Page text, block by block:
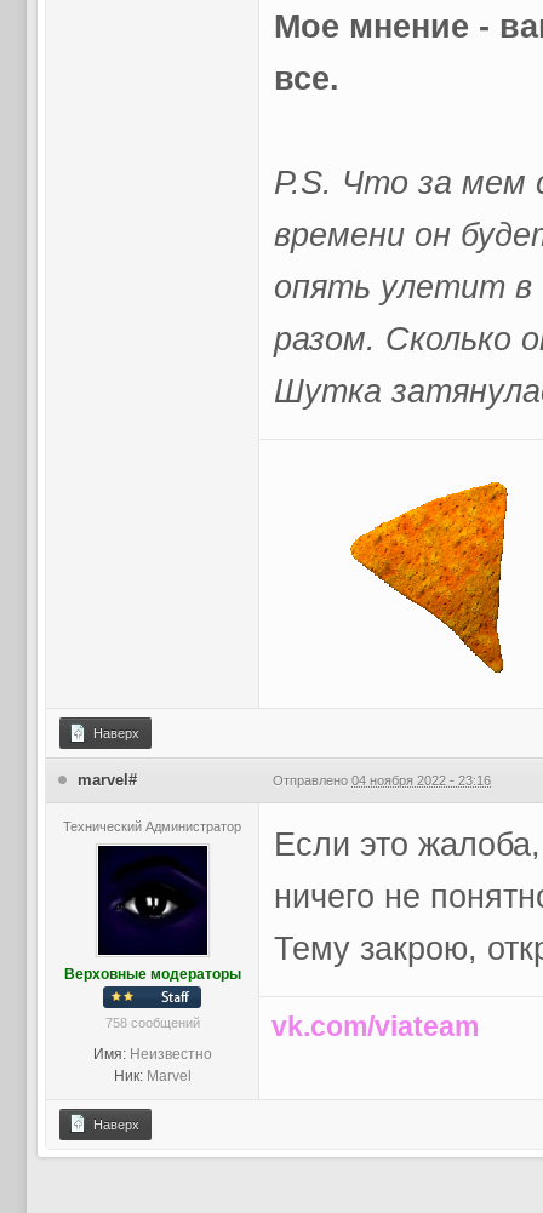
Мое мнение -
все.
P.S. Что за мем
времени он
опять улетит в
разом. Сколько
Шутка
Наверх
marvel# Отправлено 04 ноября 2022 - 23:16
Технический Администратор
Верховные модераторы
758 сообщений
Имя: Неизвестно
Ник: Marvel
Если это
ничего не
Тему закрою,
vk.com/viateam
Наверх